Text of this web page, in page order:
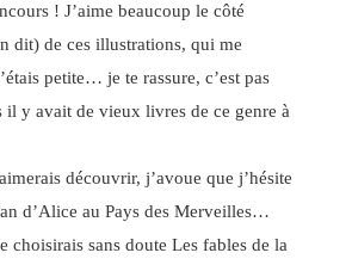
! J’aime beaucoup le côté
dit) de ces illustrations, qui me
petite… je te rassure, c’est pas
il y avait de vieux livres de ce genre à
découvrir, j’avoue que j’hésite
d’Alice au Pays des Merveilles…
choisirais sans doute Les fables de la